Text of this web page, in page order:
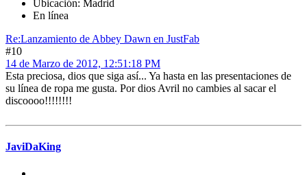
Ubicación: Madrid
En línea
Re:Lanzamiento de Abbey Dawn en JustFab
#10
14 de Marzo de 2012, 12:51:18 PM
Esta preciosa, dios que siga así... Ya hasta en las presentaciones de
su línea de ropa me gusta. Por dios Avril no cambies al sacar el
discoooo!!!!!!!!
JaviDaKing